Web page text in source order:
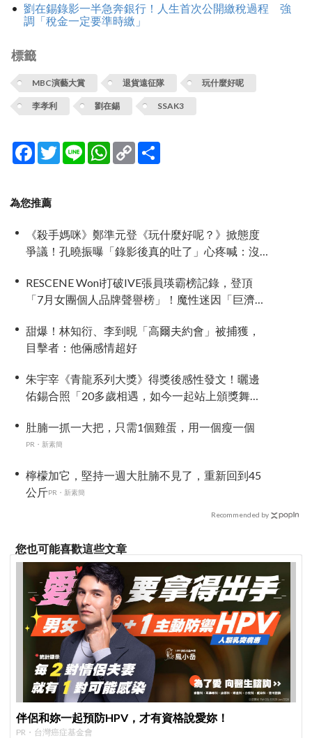
劉在錫錄影一半急奔銀行！人生首次公開繳稅過程 強
調「稅金一定要準時繳」
標籤
MBC演藝大賞 退貨遠征隊 玩什麼好呢
李孝利 劉在錫 SSAK3
Facebook
TwitterLine WhatsApp
Copy
Link
為您推薦
《殺手媽咪》鄭準元登《玩什麼好呢？》掀態度
爭議！孔曉振曝「錄影後真的吐了」心疼喊：沒
RESCENE Woni打破IVE張員瑛霸榜記錄，登頂
「7月女團個人品牌聲譽榜」！魔性迷因「巨濟呀
甜爆！林知衍、李到晛「高爾夫約會」被捕獲，
目擊者：他倆感情超好
朱宇宰《青龍系列大獎》得獎後感性發文！曬邊
佑錫合照「20多歲相遇，如今一起站上頒獎舞
肚腩一抓一大把，只需1個雞蛋，用一個瘦一個
PR・新素簡
檸檬加它，堅持一週大肚腩不見了，重新回到45
公斤PR・新素簡
Recommended by
您也可能喜歡這些文章
伴侶和妳一起預防HPV，才有資格說愛妳！
PR・台灣癌症基金會